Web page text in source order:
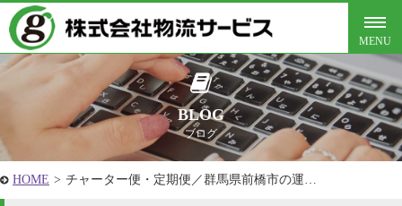
BLOG
ブログ
HOME > チャーター便・定期便／群馬県前橋市の運…